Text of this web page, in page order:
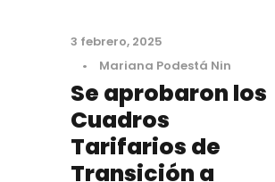
3 febrero, 2025
•
Mariana Podestá Nin
Se aprobaron los
Cuadros
Tarifarios de
Transición a